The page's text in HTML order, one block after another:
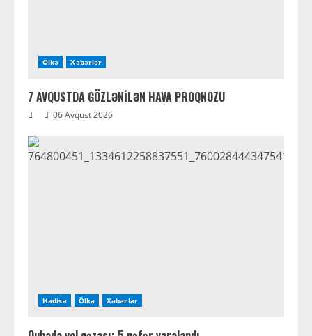
Ölkə Xəbərlər
7 AVQUSTDA GÖZLƏNİLƏN HAVA PROQNOZU
06 Avqust 2026
Hadisə Ölkə Xəbərlər